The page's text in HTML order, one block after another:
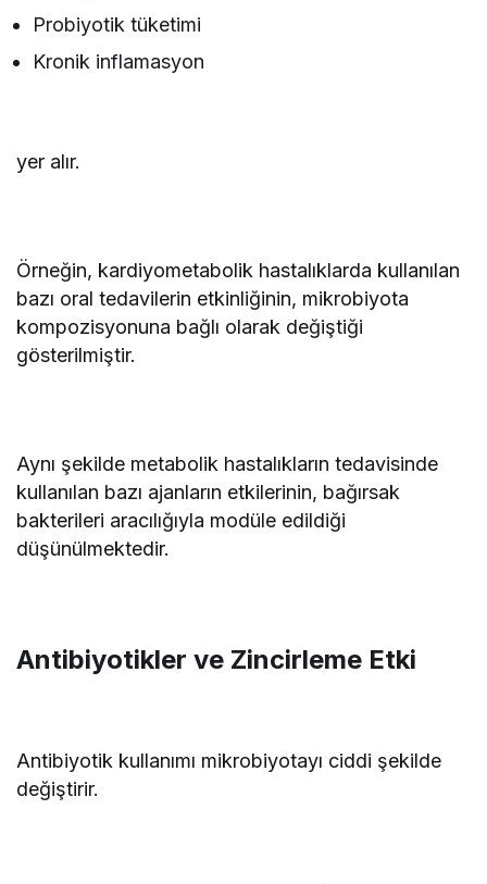
Probiyotik tüketimi
Kronik inflamasyon
yer alır.
Örneğin, kardiyometabolik hastalıklarda kullanılan
bazı oral tedavilerin etkinliğinin, mikrobiyota
kompozisyonuna bağlı olarak değiştiği
gösterilmiştir.
Aynı şekilde metabolik hastalıkların tedavisinde
kullanılan bazı ajanların etkilerinin, bağırsak
bakterileri aracılığıyla modüle edildiği
düşünülmektedir.
Antibiyotikler ve Zincirleme Etki
Antibiyotik kullanımı mikrobiyotayı ciddi şekilde
değiştirir.